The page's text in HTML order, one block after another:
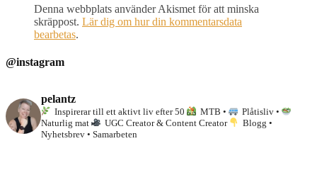
Denna webbplats använder Akismet för att minska
skräppost. Lär dig om hur din kommentarsdata
bearbetas.
@instagram
pelantz
Inspirerar till ett aktivt liv efter 50 MTB •
Plåtisliv •
Naturlig mat
UGC Creator & Content Creator
Blogg •
Nyhetsbrev • Samarbeten